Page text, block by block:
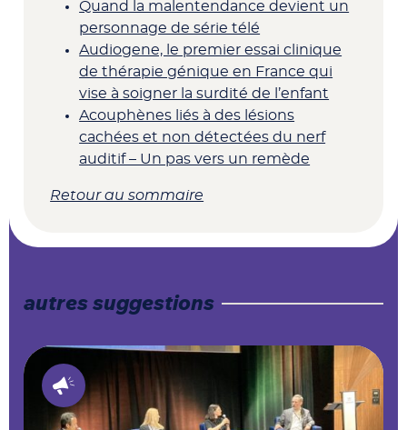
Quand la malentendance devient un
personnage de série télé
Audiogene, le premier essai clinique
de thérapie génique en France qui
vise à soigner la surdité de l’enfant
Acouphènes liés à des lésions
cachées et non détectées du nerf
auditif – Un pas vers un remède
Retour au sommaire
autres suggestions